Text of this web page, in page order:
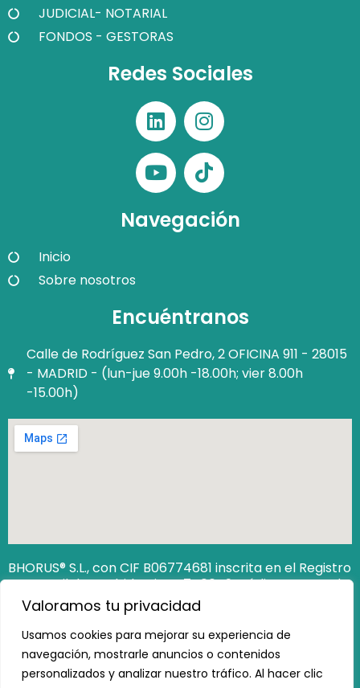
Valoramos tu privacidad
Usamos cookies para mejorar su experiencia de
navegación, mostrarle anuncios o contenidos
personalizados y analizar nuestro tráfico. Al hacer clic
JUDICIAL- NOTARIAL
FONDOS - GESTORAS
Redes Sociales
Navegación
Inicio
Sobre nosotros
Encuéntranos
Calle de Rodríguez San Pedro, 2 OFICINA 911 - 28015
- MADRID - (lun-jue 9.00h -18.00h; vier 8.00h
-15.00h)
BHORUS® S.L., con CIF B06774681 inscrita en el Registro
Mercantil de Madrid Hoja M‐740649. Código Seguro de
Verificación (CSV): 12806538162473100
https://www.registradores.org/csv